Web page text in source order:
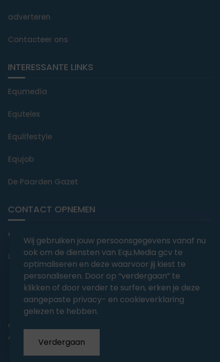
adverteren
Contacteer ons
INTERESSANTE LINKS
Equmedia
Equtelex
Equlifestyle
Equjob
De Paarden Gazet
CONTACT OPNEMEN
editorial@equmedia.be
Langendamdreef 22 9880 Aalter België
Copyrights 2026EQU.MEDIA BV
abonnementsvoorwaarden
Algemene voorwaarden
Wij gebruiken jouw persoonsgegevens vanaf nu
ook om de diensten van Equ.Media gcv te
optimaliseren en deze waarvoor jij kiest te
personaliseren. Door op “verdergaan” te
klikken of door verder te surfen, erken je deze
aangepaste privacy- en cookieverklaring
gelezen te hebben.
Verdergaan